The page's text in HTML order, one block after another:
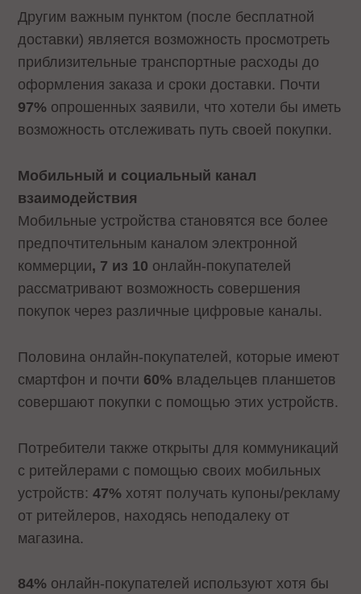
Другим важным пунктом (после бесплатной
доставки) является возможность просмотреть
приблизительные транспортные расходы до
оформления заказа и сроки доставки. Почти
97% опрошенных заявили, что хотели бы иметь
возможность отслеживать путь своей покупки.
Мобильный и социальный канал
взаимодействия
Мобильные устройства становятся все более
предпочтительным каналом электронной
коммерции, 7 из 10 онлайн-покупателей
рассматривают возможность совершения
покупок через различные цифровые каналы.
Половина онлайн-покупателей, которые имеют
смартфон и почти 60% владельцев планшетов
совершают покупки с помощью этих устройств.
Потребители также открыты для коммуникаций
с ритейлерами с помощью своих мобильных
устройств:47% хотят получать купоны/рекламу
от ритейлеров, находясь неподалеку от
магазина.
84% онлайн-покупателей используют хотя бы